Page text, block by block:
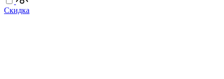
Скидка